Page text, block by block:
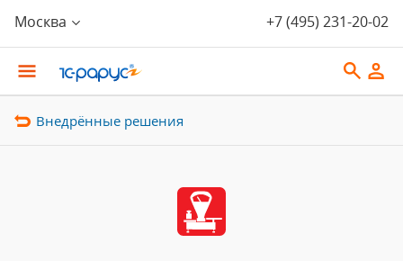
Москва +7 (495) 231-20-02
Внедрённые решения